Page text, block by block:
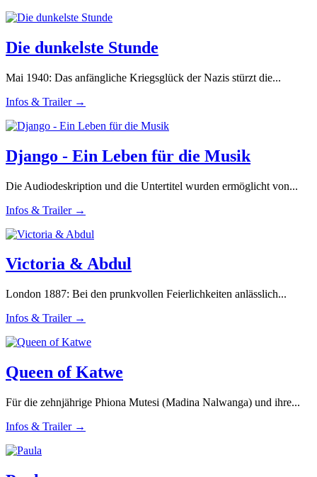
Die dunkelste Stunde
Mai 1940: Das anfängliche Kriegsglück der Nazis stürzt die...
Infos & Trailer →
Django - Ein Leben für die Musik
Die Audiodeskription und die Untertitel wurden ermöglicht von...
Infos & Trailer →
Victoria & Abdul
London 1887: Bei den prunkvollen Feierlichkeiten anlässlich...
Infos & Trailer →
Queen of Katwe
Für die zehnjährige Phiona Mutesi (Madina Nalwanga) und ihre...
Infos & Trailer →